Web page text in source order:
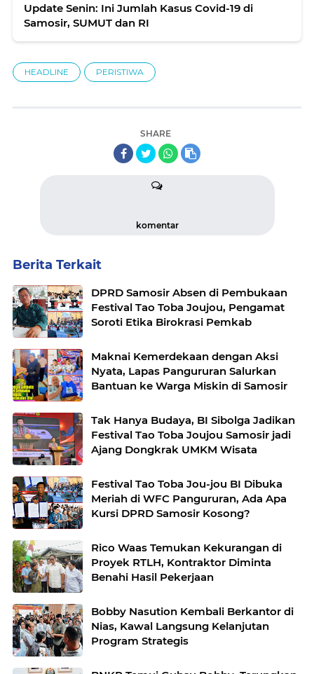
Update Senin: Ini Jumlah Kasus Covid-19 di
Samosir, SUMUT dan RI
HEADLINE PERISTIWA
SHARE
komentar
Berita Terkait
DPRD Samosir Absen di Pembukaan
Festival Tao Toba Joujou, Pengamat
Soroti Etika Birokrasi Pemkab
Maknai Kemerdekaan dengan Aksi
Nyata, Lapas Pangururan Salurkan
Bantuan ke Warga Miskin di Samosir
Tak Hanya Budaya, BI Sibolga Jadikan
Festival Tao Toba Joujou Samosir jadi
Ajang Dongkrak UMKM Wisata
Festival Tao Toba Jou-jou BI Dibuka
Meriah di WFC Pangururan, Ada Apa
Kursi DPRD Samosir Kosong?
Rico Waas Temukan Kekurangan di
Proyek RTLH, Kontraktor Diminta
Benahi Hasil Pekerjaan
Bobby Nasution Kembali Berkantor di
Nias, Kawal Langsung Kelanjutan
Program Strategis